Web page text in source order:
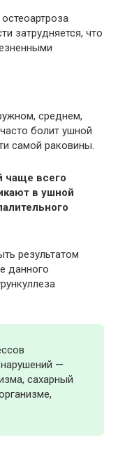
затрудняется, что
среднем,
болит ушной
самой раковины.
чаще всего
в ушной
результатом
данного
—
сахарный